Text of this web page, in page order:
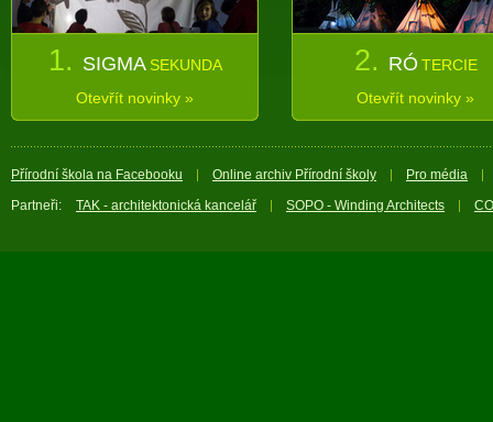
1. SIGMA SEKUNDA
Otevřít novinky »
2. RÓ TERCIE
Otevřít novinky »
Přírodní škola na Facebooku Online archiv Přírodní školy
Pro média
Partneři:
TAK - architektonická kancelář SOPO - Winding Architects